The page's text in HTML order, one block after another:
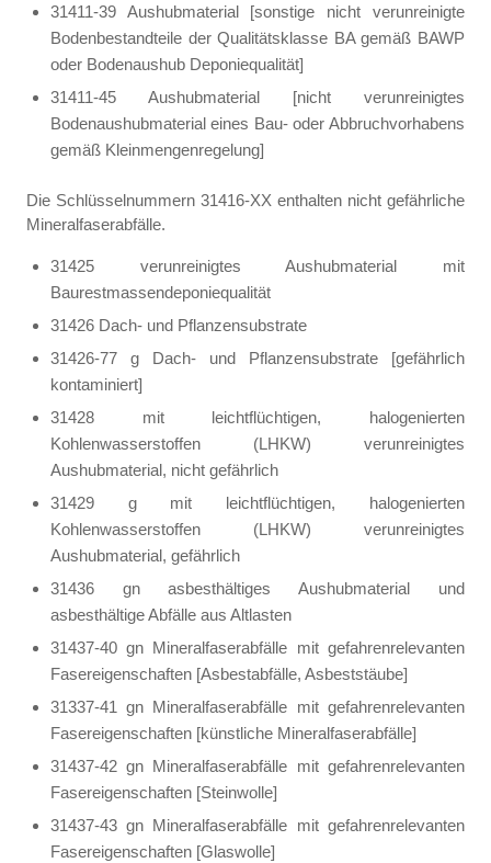
31411-39 Aushubmaterial [sonstige nicht verunreinigte
Bodenbestandteile der Qualitätsklasse BA gemäß BAWP
oder Bodenaushub Deponiequalität]
31411-45 Aushubmaterial [nicht verunreinigtes
Bodenaushubmaterial eines Bau- oder Abbruchvorhabens
gemäß Kleinmengenregelung]
Die Schlüsselnummern 31416-XX enthalten nicht gefährliche
Mineralfaserabfälle.
31425 verunreinigtes Aushubmaterial mit
Baurestmassendeponiequalität
31426 Dach- und Pflanzensubstrate
31426-77 g Dach- und Pflanzensubstrate [gefährlich
kontaminiert]
31428 mit leichtflüchtigen, halogenierten
Kohlenwasserstoffen (LHKW) verunreinigtes
Aushubmaterial, nicht gefährlich
31429 g mit leichtflüchtigen, halogenierten
Kohlenwasserstoffen (LHKW) verunreinigtes
Aushubmaterial, gefährlich
31436 gn asbesthältiges Aushubmaterial und
asbesthältige Abfälle aus Altlasten
31437-40 gn Mineralfaserabfälle mit gefahrenrelevanten
Fasereigenschaften [Asbestabfälle, Asbeststäube]
31337-41 gn Mineralfaserabfälle mit gefahrenrelevanten
Fasereigenschaften [künstliche Mineralfaserabfälle]
31437-42 gn Mineralfaserabfälle mit gefahrenrelevanten
Fasereigenschaften [Steinwolle]
31437-43 gn Mineralfaserabfälle mit gefahrenrelevanten
Fasereigenschaften [Glaswolle]